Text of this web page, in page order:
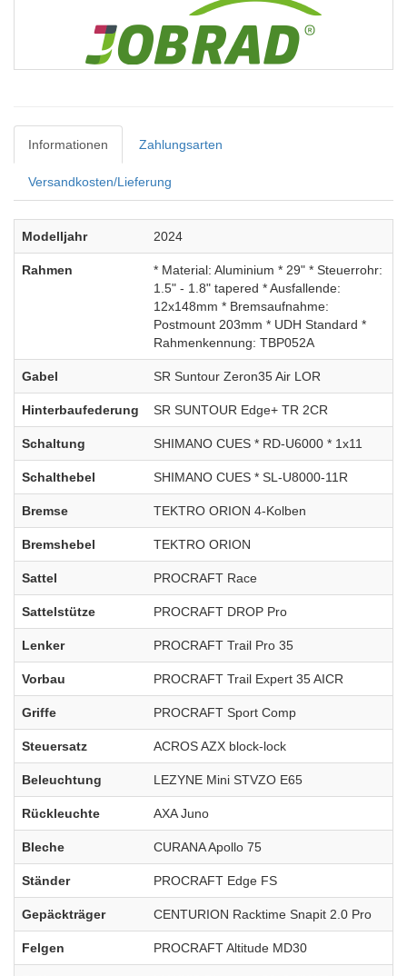
Informationen Zahlungsarten
Versandkosten/Lieferung
Modelljahr 2024
Rahmen
* Material: Aluminium * 29" * Steuerrohr:
1.5" - 1.8" tapered * Ausfallende:
12x148mm * Bremsaufnahme:
Postmount 203mm * UDH Standard *
Rahmenkennung: TBP052A
Gabel SR Suntour Zeron35 Air LOR
Hinterbaufederung SR SUNTOUR Edge+ TR 2CR
Schaltung SHIMANO CUES * RD-U6000 * 1x11
Schalthebel SHIMANO CUES * SL-U8000-11R
Bremse TEKTRO ORION 4-Kolben
Bremshebel TEKTRO ORION
Sattel PROCRAFT Race
Sattelstütze PROCRAFT DROP Pro
Lenker PROCRAFT Trail Pro 35
Vorbau PROCRAFT Trail Expert 35 AICR
Griffe PROCRAFT Sport Comp
Steuersatz ACROS AZX block-lock
Beleuchtung LEZYNE Mini STVZO E65
Rückleuchte AXA Juno
Bleche CURANA Apollo 75
Ständer PROCRAFT Edge FS
Gepäckträger CENTURION Racktime Snapit 2.0 Pro
Felgen PROCRAFT Altitude MD30